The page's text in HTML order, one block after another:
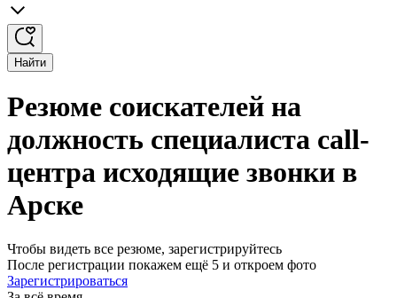
Найти
Резюме соискателей на
должность специалиста call-
центра исходящие звонки в
Арске
Чтобы видеть все резюме, зарегистрируйтесь
После регистрации покажем ещё 5 и откроем фото
Зарегистрироваться